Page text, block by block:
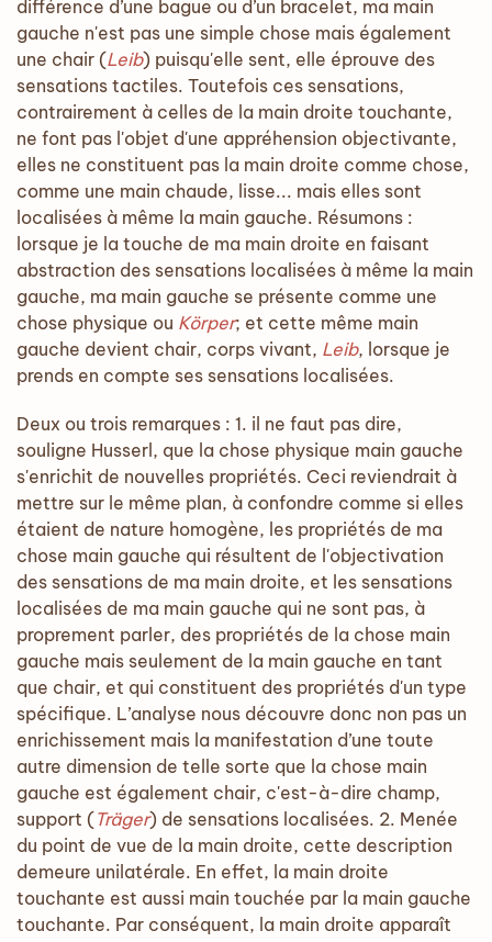
différence d’une bague ou d’un bracelet, ma main
gauche n'est pas une simple chose mais également
une chair (Leib) puisqu'elle sent, elle éprouve des
sensations tactiles. Toutefois ces sensations,
contrairement à celles de la main droite touchante,
ne font pas l'objet d'une appréhension objectivante,
elles ne constituent pas la main droite comme chose,
comme une main chaude, lisse... mais elles sont
localisées à même la main gauche. Résumons :
lorsque je la touche de ma main droite en faisant
abstraction des sensations localisées à même la main
gauche, ma main gauche se présente comme une
chose physique ou Körper; et cette même main
gauche devient chair, corps vivant, Leib, lorsque je
prends en compte ses sensations localisées.
Deux ou trois remarques : 1. il ne faut pas dire,
souligne Husserl, que la chose physique main gauche
s'enrichit de nouvelles propriétés. Ceci reviendrait à
mettre sur le même plan, à confondre comme si elles
étaient de nature homogène, les propriétés de ma
chose main gauche qui résultent de l'objectivation
des sensations de ma main droite, et les sensations
localisées de ma main gauche qui ne sont pas, à
proprement parler, des propriétés de la chose main
gauche mais seulement de la main gauche en tant
que chair, et qui constituent des propriétés d'un type
spécifique. L’analyse nous découvre donc non pas un
enrichissement mais la manifestation d’une toute
autre dimension de telle sorte que la chose main
gauche est également chair, c'est-à-dire champ,
support (Träger) de sensations localisées. 2. Menée
du point de vue de la main droite, cette description
demeure unilatérale. En effet, la main droite
touchante est aussi main touchée par la main gauche
touchante. Par conséquent, la main droite apparaît